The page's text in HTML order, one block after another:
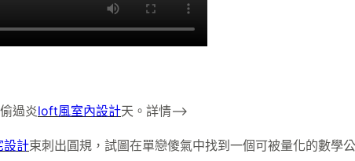
過炎loft風室內設計天。詳情–>
設計束刺出圓規，試圖在單戀傻氣中找到一個可被量化的數學